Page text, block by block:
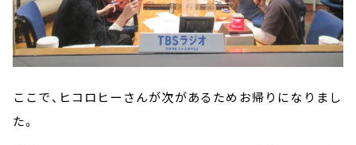
ここで、ヒコロヒーさんが次があるためお帰りになりまし
た。